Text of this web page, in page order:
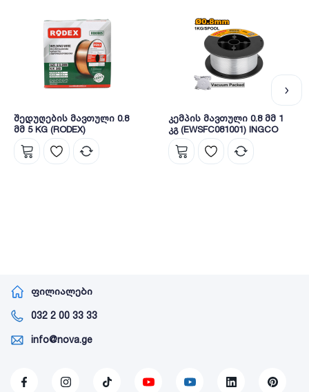
შედუღების მავთული 0.8
მმ 5 KG (RODEX)
კემპის მავთული 0.8 მმ 1
კგ (EWSFC081001) INGCO
ფილიალები
032 2 00 33 33
info@nova.ge